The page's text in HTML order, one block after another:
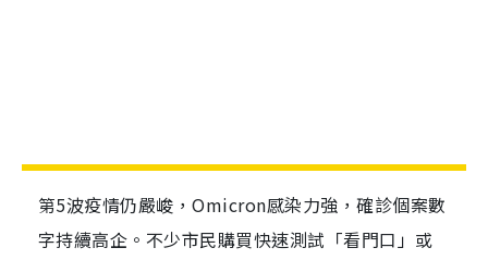
第5波疫情仍嚴峻，Omicron感染力強，確診個案數
字持續高企。不少市民購買快速測試「看門口」或